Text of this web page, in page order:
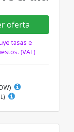
oferta
tasas e
(VAT)